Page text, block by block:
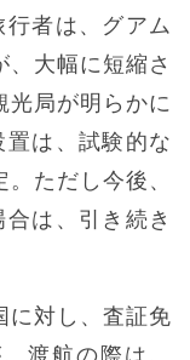
者は、グアム
大幅に短縮さ
光局が明らかに
置は、試験的な
ただし今後、
は、引き続き
に対し、査証免
渡航の際は、